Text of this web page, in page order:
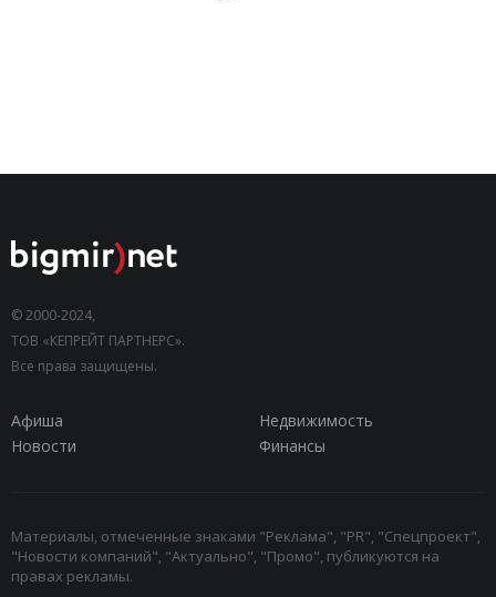
© 2000-2024,
ТОВ «КЕПРЕЙТ ПАРТНЕРС».
Все права защищены.
Афиша
Недвижимость
Новости
Финансы
Материалы, отмеченные знаками "Реклама", "PR", "Спецпроект",
"Новости компаний", "Актуально", "Промо", публикуются на
правах рекламы.